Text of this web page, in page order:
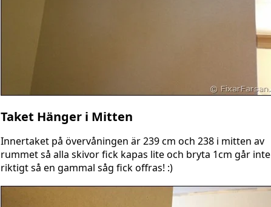
Taket Hänger i Mitten
Innertaket på övervåningen är 239 cm och 238 i mitten av
rummet så alla skivor fick kapas lite och bryta 1cm går inte
riktigt så en gammal såg fick offras! :)